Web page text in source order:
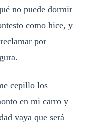
no puede dormir
como hice, y
por
cepillo los
en mi carro y
vaya que será